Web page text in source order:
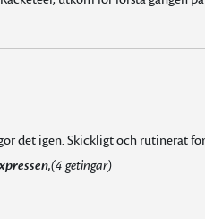
det igen. Skickligt och rutinerat
,(4 getingar)